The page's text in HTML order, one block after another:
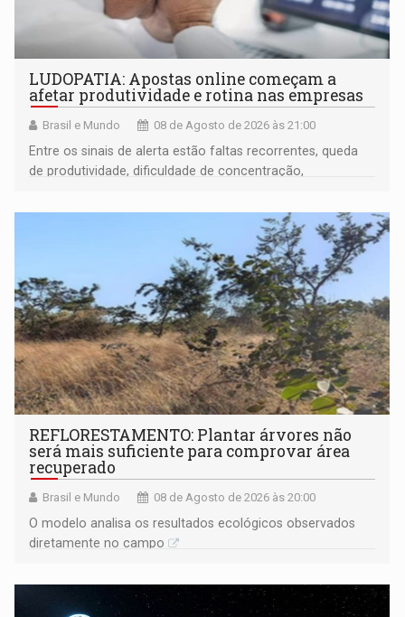
LUDOPATIA: Apostas online começam a
afetar produtividade e rotina nas empresas
Brasil e Mundo 08 de Agosto de 2026 às 21:00
Entre os sinais de alerta estão faltas recorrentes, queda
de produtividade, dificuldade de concentração,
REFLORESTAMENTO: Plantar árvores não
será mais suficiente para comprovar área
recuperado
Brasil e Mundo 08 de Agosto de 2026 às 20:00
O modelo analisa os resultados ecológicos observados
diretamente no campo